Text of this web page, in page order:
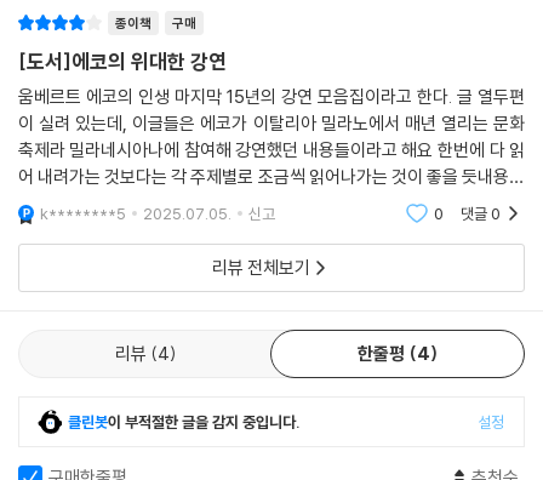
를 지불하지 않으므로.〉 〈영국은 아무것도 바뀌지 않았으면 좋겠다. 단, 날
씨만 빼고.〉 〈청춘을 되찾고 싶으면 미친 짓을 되풀이하면 된다.〉 〈남자는
권태 때문에 결혼하고, 여자는 호기심 때문에 결혼한다.〉……
--- pp.267~268
〈은폐는 정치 혹은 신중의 거짓 이미지에 불과하다. 정신과 성격이 동시에
강인해야만 언제 진실을 말해야 하는지를 알고 용감하게 말할 수 있기 때
문이다. 그러므로 가장 나쁜 정치가들은, 사람들이 그들에 대해서 뭐라고
말하든, 가장 감추어진 자들이다.〉 발타사르 그라시안도 〈은폐는 통치의 주
요한 수단이다〉라고 지적했다. 지금도 어떤 장군이 자신의 공격 계획을 ─
질문을 받고서 ─ 적에게 폭로한다면 미쳤다고 할 것이다. 카이사르 암호에
서 트리테미우스 암호, 나아가 에니그마 암호에 이르기까지 군대는 다양한
형태의 암호를 써서 소통을 은폐했다. 외교에서도 진실을 곧이곧대로 말하
는 것은 위험하고 권장할 만하지 않다. 우리도 일상의 소소한 외교술에서
나고는 반갑다고 인사를 한다든가, 어떤 집에 저녁 식사 초대를 받았는데
수많은 이야기 중 하나다. 곧 기존의 것을 지키려는 자들과 혁신을 추구하
는 자들 사이의 논쟁을 말한다. 유의할 점은 공격이 대칭적으로 이루어졌
다는 점이다. 아버지를 죽인 오이디푸스나 제 손으로 두 아들을 죽인 메데
이아 같은 신화 속 이야기뿐 아니라, 새로운 라틴어의 등장과 기존 예술 양
식에 대한 반발 등 그 역사는 유구하다. 에코는, 이미 고대와 중세에 논쟁과
수용의 과정을 거치며 지식과 문화가 꽃을 피웠으며 이러한 기반이 오늘날
창의성과 혁신의 바탕을 이루었음을 보여 준다. 고대인들은 비례의 아름다
움을, 중세인들은 빛의 아름다움은 물론, 짜릿함을 주는 괴물 형상의 아름
다움도 발견했다. 히틀러가 그린 정물화에서 우리는 예술적 가치와는 별개
로 삶의 추를 떠올린다. 절대라는 개념에 대한 탐구는 인류를 진리 탐구로
미지, 소설 속 인물과의 친밀감, 이마를 탁 치게 하는 명언의 수사법, 거짓
말에 관한 고민, 불완전성의 가치, 비밀과 음모론의 의미, 성스러움의 인간
종이책 구매
[도서]에코의 위대한 강연
움베르트 에코의 인생 마지막 15년의 강연 모음집이라고 한다. 글 열두편
이 실려 있는데, 이글들은 에코가 이탈리아 밀라노에서 매년 열리는 문화
축제라 밀라네시아나에 참여해 강연했던 내용들이라고 해요 한번에 다 읽
어 내려가는 것보다는 각 주제별로 조금씩 읽어나가는 것이 좋을 듯내용중
에 장미 십자회, 음모론이나 다빈치 코드 류의 책에 대한 날카로운 비판 이
야기가 실려 있는
k********5 2025.07.05. 신고 0 댓글0
리뷰 전체보기
리뷰 4 한줄평 4
클린봇이 부적절한 글을 감지 중입니다. 설정